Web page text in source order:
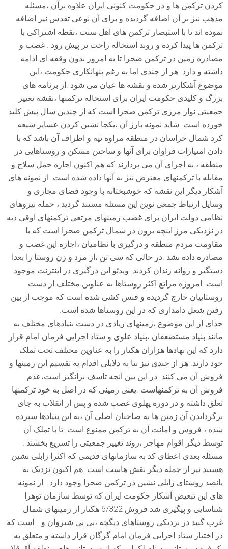
کردن ترکمن ها و در حکومت کنونی ایران علاوه برآن ،مسئله
مذهب نیز بر آن اضافه گردیده و برای آن نوعی تقدس نیز اضافه
نموده اند تا با استبصار ترکمن های اهل سنت ،نقطه اشتراکی با
ترکمن ها پیدا کرده و روند استحاله راحت تر پیش رود . غصب و
مصادره زمین در ترکمن صحرا تا به امروز بدون وقفه ای ادامه
داشته و دارد .هر از چندی اما به رغم پنهانکاری حکومت ،این
موضوع آشکارتر شده و نقشه ها عیان می شود .از برنامه های
بزرگ و کلیدی حکومت ایران برای استحاله ترکمنها ،نقشه تغییر
جمعیتی نوار مرزی ترکمن صحرا است که از چندین سال پیش کلید
خورده است .شاید نمونه بارز آن ،یکجا نشین کردن عشایر شیعه
کرد شمال خراسان در منطقه مراوه تپه و اطراف آن باشد که با
دادن امتیازات فراوان برای آنها و ساختن مسکن و روستاهایی در
منطقه ، به اجرای آن می پردازند که هم اکنون اجازه حمل سلاح و
مقابله با ترکمنهای معترض نیز به آنها داده شده است .از نمونه های
آشکار دیگر این نقشه که خوشبختانه با وجود فضای مجازی و
وسایل ارتباط جمعی نوین این مسئله مستند گردید ، حمله نیروهای
نظامی دولت ایران برای غصب زمینهای مرتعی ترکمنهای اوقی دپه
در نزدیکی مرز اینچه برون در شمال ترکمن صحرا است که با
مقاومت مردم منطقه و درگیری با نظامیان ،اجازه این غصب و
مصادره داده نشد .در حالی که سی تن ،از مرد و زن روستا را بعدا
دستگیر و روانه زندان کردند .ویدئو این درگیری در اینترنت موجود
است. امروزه مراتع اکثر روستاها به عناوین مختلف از دست
روستاییان خارج گردیده و فنس کشی شده است که موجب از بین
رفتن شغل دامداری که در این روستاها شده است.
جدای از این موضوع ،زمینهای زیادی در دست بنیادهای مختلف به
مانند بنیاد مستضعفان ،بنیاد علوی و ستاد اجرایی فرمان امام قرار
دارد که این نهادها هزاران هکتار را به عناوین مختلف تحت تملک
خود دارند. هر از چندی نیز بنا به دلایلی اقدام به تقسیم این زمینها و
فروش آن می کنند .در این بین آنچه تاسف برانگیز است،عدم
فروش آن به ترکمنهاست .یعنی زمینی که در اصل به خود ترکمنها
تعلق داشته و در دوره پهلوی غصب شده و پس از انقلاب به جای
برگرداندن آن زمین ها به صاحبان اصلی آن ،به این بنیادها سپرده
شده ، فروش و امانت آن به ترکمن ممنوع است. تا با تملک آن
توسط دیگر اقوام مهاجر ،روند تغییر جمعیتی را تسریع بخشند .
مسئله بعدی اعطای کد به سازمانهای قدیمی که اکثرا زابلی نشین
هستند نیز از جمله دیگر نقش هاست است .هم اکنون نزدیک به
پانصد روستای زابلی نشین در ترکمن صحرا وجود دارد . از نمونه
های این تبعیض آشکار حکومت ایران که توسط سازمان توهرا
شناسایی و پیگیری شد فروش 6/322 هکتار از زمینهای شمال
غرب گنبد در نزدیکی روستاهای دیگچه ،بی بی شیروان و… است که
در اختیار ستاد اجرایی فرمان امام گرگان قرار داشته و متعلق به